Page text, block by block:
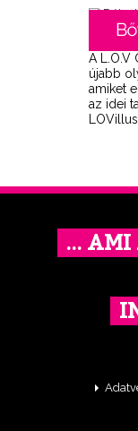
A L.O.V
újabb
amiket
az idei
… AMI